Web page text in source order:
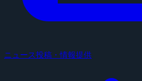
ニュース投稿・情報提供